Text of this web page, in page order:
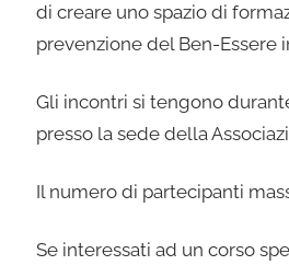
di creare uno spazio di
prevenzione del Ben-
Gli incontri si tengono
presso la sede della
Il numero di partecipanti
Se interessati ad un corso